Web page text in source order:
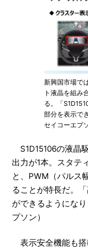
新興国市場で
ト液晶を組み
る。「
部分を表示で
セイコーエプ
S1D15106の液晶
出力が1本。スタテ
と、PWM（パルス
ることが特長だ。
ができるようにな
プソン）
表示安全機能も搭